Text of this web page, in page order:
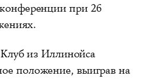
при 26
из Иллинойса
положение, выиграв на